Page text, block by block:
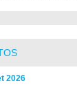
2026